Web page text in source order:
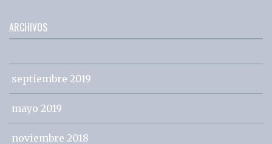
ARCHIVOS
septiembre 2019
mayo 2019
noviembre 2018